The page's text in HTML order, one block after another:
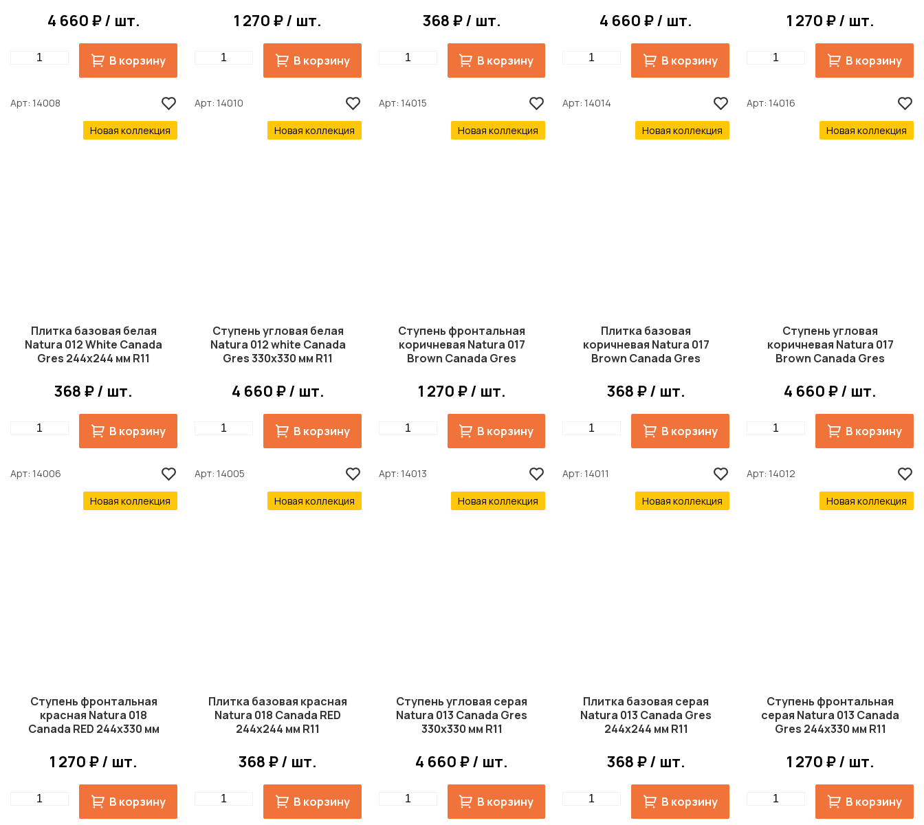
4 660 ₽ / шт.
Quantity В корзину
1 270 ₽ / шт.
Quantity В корзину
368 ₽ / шт.
Quantity В корзину
4 660 ₽ / шт.
Quantity В корзину
1 270 ₽ / шт.
Quantity В корзину
Арт 14008
Новая коллекция
Плитка базовая белая
Natura 012 White Canada
Gres 244x244 мм R11
368 ₽ / шт.
Quantity В корзину
Арт 14010
Новая коллекция
Ступень угловая белая
Natura 012 white Canada
Gres 330x330 мм R11
4 660 ₽ / шт.
Quantity В корзину
Арт 14015
Новая коллекция
Ступень фронтальная
коричневая Natura 017
Brown Canada Gres
1 270 ₽ / шт.
Quantity В корзину
Арт 14014
Новая коллекция
Плитка базовая
коричневая Natura 017
Brown Canada Gres
368 ₽ / шт.
Quantity В корзину
Арт 14016
Новая коллекция
Ступень угловая
коричневая Natura 017
Brown Canada Gres
4 660 ₽ / шт.
Quantity В корзину
Арт 14006
Новая коллекция
Ступень фронтальная
красная Natura 018
Canada RED 244x330 мм
1 270 ₽ / шт.
Quantity В корзину
Арт 14005
Новая коллекция
Плитка базовая красная
Natura 018 Canada RED
244x244 мм R11
368 ₽ / шт.
Quantity В корзину
Арт 14013
Новая коллекция
Ступень угловая серая
Natura 013 Canada Gres
330x330 мм R11
4 660 ₽ / шт.
Quantity В корзину
Арт 14011
Новая коллекция
Плитка базовая серая
Natura 013 Canada Gres
244x244 мм R11
368 ₽ / шт.
Quantity В корзину
Арт 14012
Новая коллекция
Ступень фронтальная
серая Natura 013 Canada
Gres 244x330 мм R11
1 270 ₽ / шт.
Quantity В корзину